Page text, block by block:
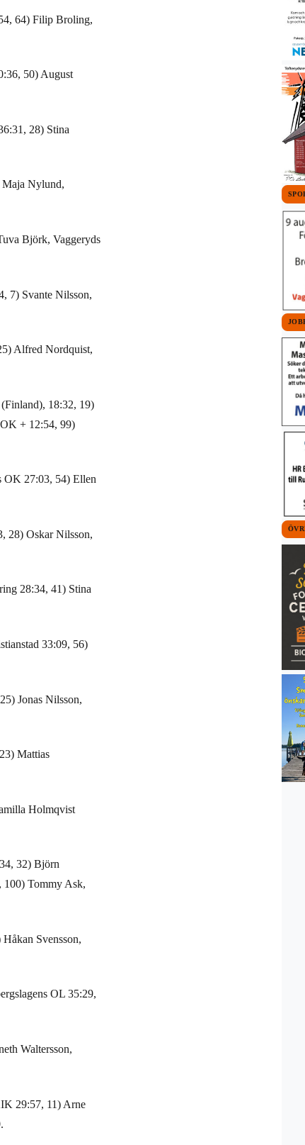
64) Filip Broling,
50) August
28) Stina
Maja Nylund,
Björk, Vaggeryds
7) Svante Nilsson,
Alfred Nordquist,
18:32, 19)
+ 12:54, 99)
OK 27:03, 54) Ellen
28) Oskar Nilsson,
28:34, 41) Stina
33:09, 56)
Jonas Nilsson,
Mattias
Holmqvist
32) Björn
100) Tommy Ask,
Svensson,
OL 35:29,
Waltersson,
29:57, 11) Arne